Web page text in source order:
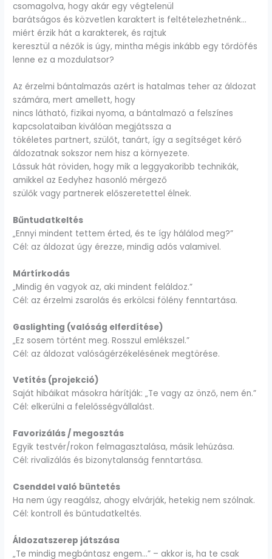
csomagolva, hogy akár egy végtelenül
barátságos és közvetlen karaktert is feltételezhetnénk…
miért érzik hát a karakterek, és rajtuk
keresztül a nézők is úgy, mintha mégis inkább egy tőrdöfés
lenne ez a mozdulatsor?
Az érzelmi bántalmazás azért is hatalmas teher az áldozat
számára, mert amellett, hogy
nincs látható, fizikai nyoma, a bántalmazó a felszínes
kapcsolataiban kiválóan megjátssza a
tökéletes partnert, szülőt, tanárt, így a segítséget kérő
áldozatnak sokszor nem hisz a környezete.
Lássuk hát röviden, hogy mik a leggyakoribb technikák,
amikkel az Eedyhez hasonló mérgező
szülők vagy partnerek előszeretettel élnek.
Bűntudatkeltés
„Ennyi mindent tettem érted, és te így hálálod meg?”
Cél: az áldozat úgy érezze, mindig adós valamivel.
Mártírkodás
„Mindig én vagyok az, aki mindent feláldoz.”
Cél: az érzelmi zsarolás és erkölcsi fölény fenntartása.
Gaslighting (valóság elferdítése)
„Ez sosem történt meg. Rosszul emlékszel.”
Cél: az áldozat valóságérzékelésének megtörése.
Vetítés (projekció)
Saját hibáikat másokra hárítják: „Te vagy az önző, nem én.”
Cél: elkerülni a felelősségvállalást.
Favorizálás / megosztás
Egyik testvér/rokon felmagasztalása, másik lehúzása.
Cél: rivalizálás és bizonytalanság fenntartása.
Csenddel való büntetés
Ha nem úgy reagálsz, ahogy elvárják, hetekig nem szólnak.
Cél: kontroll és bűntudatkeltés.
Áldozatszerep játszása
„Te mindig megbántasz engem…” – akkor is, ha te csak